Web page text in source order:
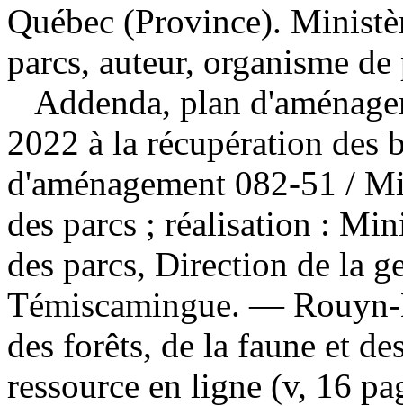
Québec (Province).
parcs, auteur, organisme
Addenda, plan
2022 à la récupération des
d'aménagement 082-51 /
des parcs ; réalisation :
des parcs, Direction de la
Témiscamingue. —
des forêts, de la faune et
ressource en ligne (v, 16